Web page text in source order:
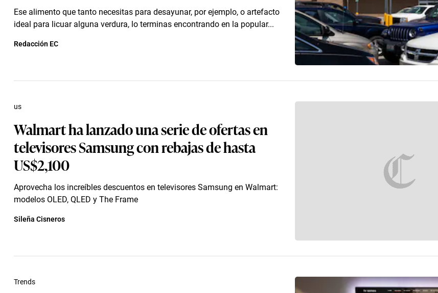
Ese alimento que tanto necesitas para desayunar, por ejemplo, o artefacto
ideal para licuar alguna verdura, lo terminas encontrando en la popular...
Redacción EC
Walmart ha lanzado una serie de ofertas en
televisores Samsung con rebajas de hasta
US$2,100
Aprovecha los increíbles descuentos en televisores Samsung en Walmart:
modelos OLED, QLED y The Frame
us
Sileña Cisneros
Trends